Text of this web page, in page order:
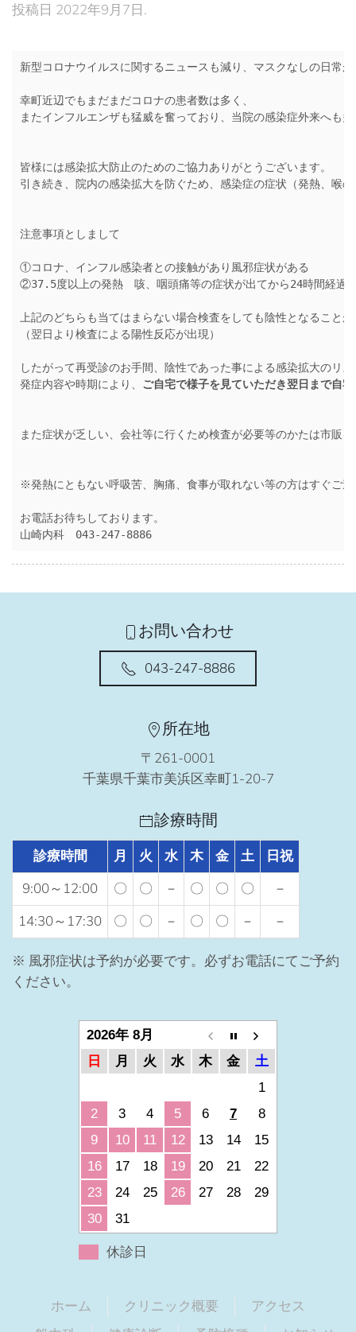
投稿日 2022年9月7日.
新型コロナウイルスに関するニュースも減り、マスクなしの日常
幸町近辺でもまだまだコロナの患者数は多く、
またインフルエンザも猛威を奮っており、当院の感染症外来へも
皆様には感染拡大防止のためのご協力ありがとうございます。
引き続き、院内の感染拡大を防ぐため、感染症の症状（発熱、喉
注意事項としまして
①コロナ、インフル感染者との接触があり風邪症状がある
②37.5度以上の発熱　咳、咽頭痛等の症状が出てから24時間経過
上記のどちらも当てはまらない場合検査をしても陰性となること
（翌日より検査による陽性反応が出現）
したがって再受診のお手間、陰性であった事による感染拡大のリ
発症内容や時期により、 ご自宅で様子を見ていただき翌日まで自
また症状が乏しい、会社等に行くため検査が必要等のかたは市販
※発熱にともない呼吸苦、胸痛、食事が取れない等の方はすぐご
お電話お待ちしております。
山崎内科　043-247-8886
お問い合わせ
043-247-8886
所在地
〒261-0001
千葉県千葉市美浜区幸町1-20-7
診療時間
診療時間 月 火 水 木 金 土
日祝
9:00～12:00
〇 〇 － 〇 〇 〇
－
14:30～17:30
〇 〇 － 〇 〇 － －
※ 風邪症状は予約が必要です。必ずお電話にてご予約
ください。
2026年 8月
日
月 火 水 木 金
土
1
2
3 4 5 6 7
8
9
10 11 12 13 14
15
16
17 18 19 20 21
22
23
24 25 26 27 28
29
30
31
休診日
ホーム クリニック概要
アクセス